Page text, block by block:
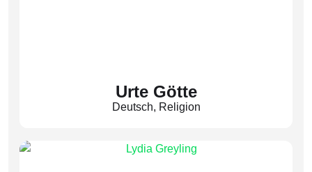
Urte Götte
Deutsch, Religion